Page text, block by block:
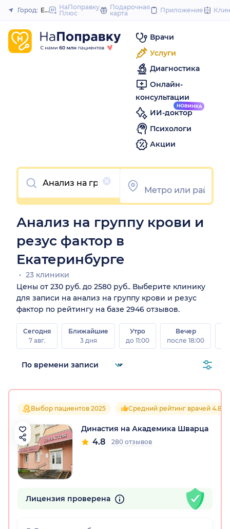
to
Закрыть
Город: Екатеринбург
НаПоправку
Плюс
Подарочная
карта
Приложение
Врачи
Услуги
Диагностика
Онлайн-
консультации
ИИ-доктор
Психологи
Акции
Очистить
Анализ на группу крови и
резус фактор в
Екатеринбурге
23 клиники
Цены от 230 руб. до 2580 руб.. Выберите клинику
для записи на анализ на группу крови и резус
фактор по рейтингу на базе 2946 отзывов.
Сегодня
7 авг.
Ближайшие
3 дня
Утро
до 11:00
Вечер
после 18:00
Выбор пациентов 2025 Средний рейтинг врачей 4.8
Династия на Академика Шварца
4.8 280 отзывов
Лицензия проверена